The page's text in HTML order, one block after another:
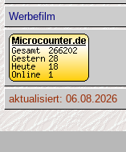
Werbefilm
aktualisiert: 06.08.2026